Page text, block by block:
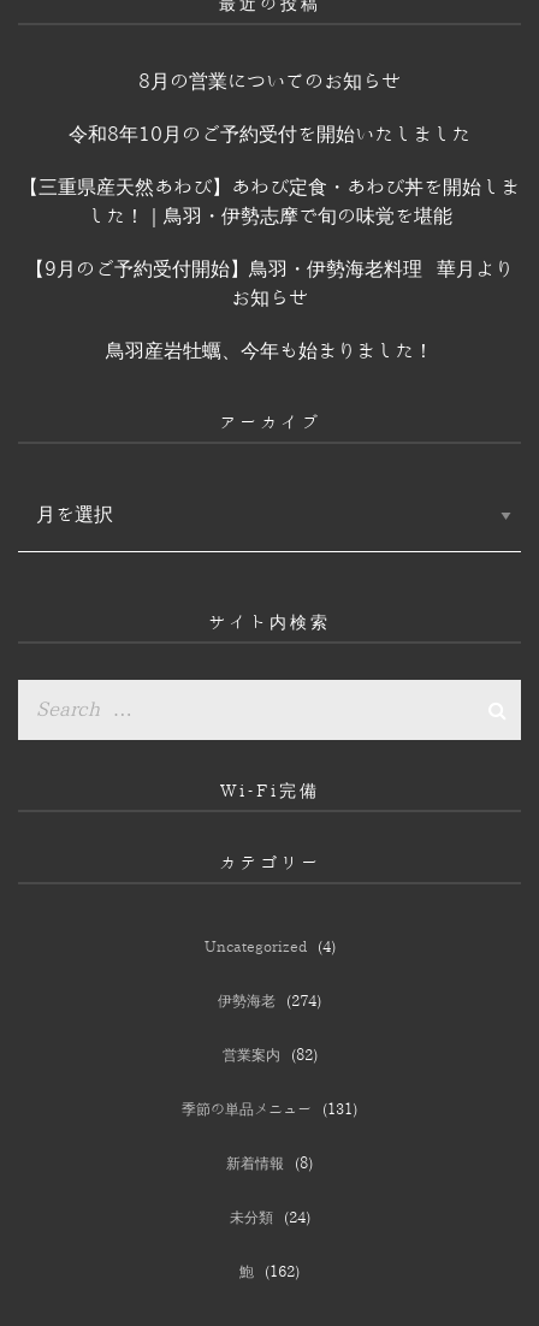
最近の投稿
8月の営業についてのお知らせ
令和8年10月のご予約受付を開始いたしました
【三重県産天然あわび】あわび定食・あわび丼を開始しま
した！｜鳥羽・伊勢志摩で旬の味覚を堪能
【9月のご予約受付開始】鳥羽・伊勢海老料理 華月より
お知らせ
鳥羽産岩牡蠣、今年も始まりました！
アーカイブ
カ
サイト内検索
Wi-Fi完備
カテゴリー
Uncategorized(4)
伊勢海老 (274)
営業案内 (82)
季節の単品メニュー (131)
新着情報 (8)
未分類(24)
鮑 (162)